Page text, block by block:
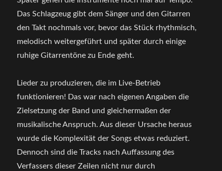
Das Schlagzeug gibt dem Sänger und den Gitarren
den Takt nochmals vor, bevor das Stück rhythmisch,
melodisch weitergeführt und später durch einige
ruhige Gitarrentöne zu Ende geht.
Lieder zu produzieren, die im Live-Betrieb
funktionieren! Das war nach eigenen Angaben die
Zielsetzung der Band und gleichermaßen der
musikalische Anspruch. Aus dieser Ursache heraus
wurde die Komplexität der Songs etwas reduziert.
Dennoch sind die Tracks nach Auffassung des
Verfassers dieser Zeilen nicht nur durch